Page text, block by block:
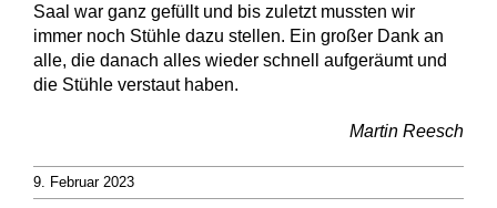
Saal war ganz gefüllt und bis zuletzt mussten wir
immer noch Stühle dazu stellen. Ein großer Dank an
alle, die danach alles wieder schnell aufgeräumt und
die Stühle verstaut haben.
Martin Reesch
9. Februar 2023